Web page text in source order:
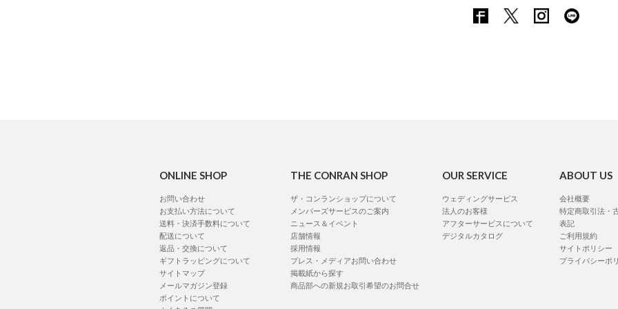
ONLINE SHOP
お問い合わせ
お支払い方法について
送料・決済手数料について
配送について
返品・交換について
ギフトラッピングについて
サイトマップ
メールマガジン登録
ポイントについて
THE CONRAN SHOP
ザ・コンランショップについて
メンバーズサービスのご案内
ニュース＆イベント
店舗情報
採用情報
プレス・メディアお問い合わせ
掲載紙から探す
商品部への新規お取引希望のお問合せ
OUR SERVICE
ウェディングサービス
法人のお客様
アフターサービスについて
デジタルカタログ
ABOUT US
会社概要
特定商取引法・
表記
ご利用規約
サイトポリシー
プライバシーポ